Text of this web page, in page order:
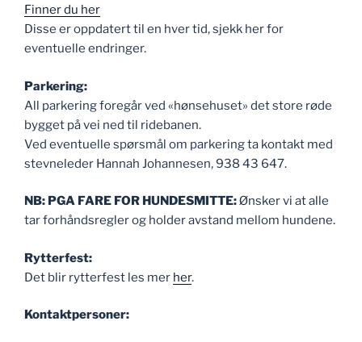
Finner du her
Disse er oppdatert til en hver tid, sjekk her for
eventuelle endringer.
Parkering:
All parkering foregår ved «hønsehuset» det store røde
bygget på vei ned til ridebanen.
Ved eventuelle spørsmål om parkering ta kontakt med
stevneleder Hannah Johannesen, 938 43 647.
NB: PGA FARE FOR HUNDESMITTE:Ønsker vi at alle
tar forhåndsregler og holder avstand mellom hundene.
Rytterfest:
Det blir rytterfest les mer her.
Kontaktpersoner: